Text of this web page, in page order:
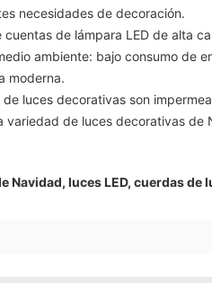
necesidades de decoración.
de lámpara LED de alta
ambiente: bajo consumo de
moderna.
luces decorativas son
variedad de luces decorativas
Navidad, luces LED, cuerdas de